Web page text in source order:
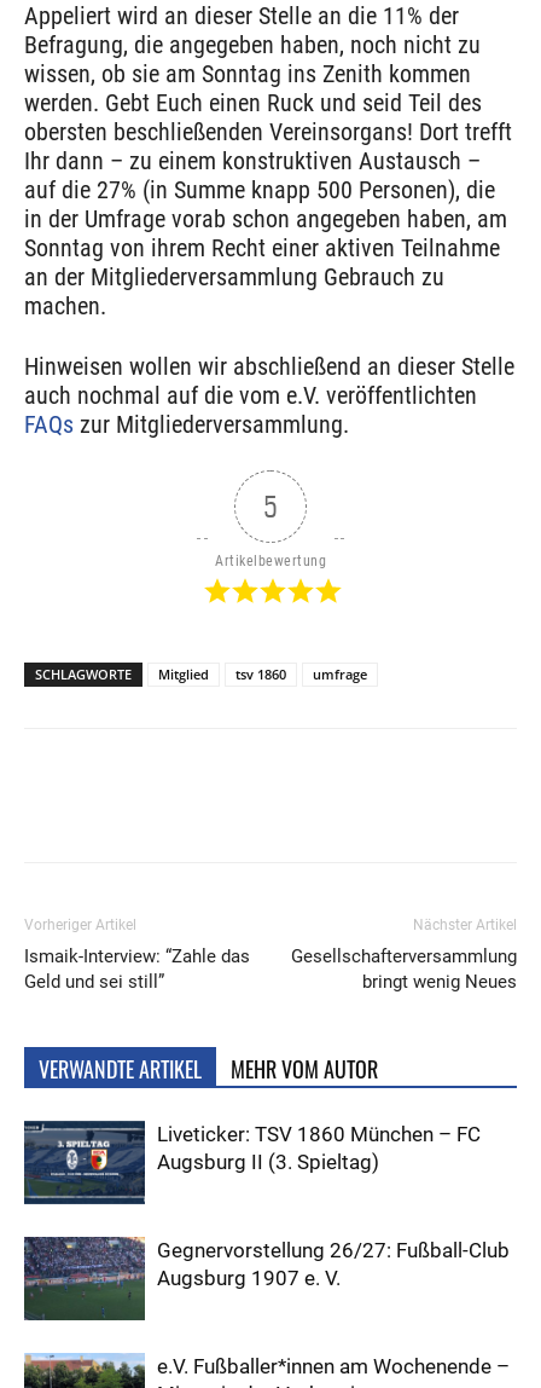
Appeliert wird an dieser Stelle an die 11% der
Befragung, die angegeben haben, noch nicht zu
wissen, ob sie am Sonntag ins Zenith kommen
werden. Gebt Euch einen Ruck und seid Teil des
obersten beschließenden Vereinsorgans! Dort trefft
Ihr dann – zu einem konstruktiven Austausch –
auf die 27% (in Summe knapp 500 Personen), die
in der Umfrage vorab schon angegeben haben, am
Sonntag von ihrem Recht einer aktiven Teilnahme
an der Mitgliederversammlung Gebrauch zu
machen.
Hinweisen wollen wir abschließend an dieser Stelle
auch nochmal auf die vom e.V. veröffentlichten
FAQs zur Mitgliederversammlung.
5
Artikelbewertung
SCHLAGWORTE Mitglied tsv 1860 umfrage
Vorheriger Artikel
Ismaik-Interview: “Zahle das
Geld und sei still”
Nächster Artikel
Gesellschafterversammlung
bringt wenig Neues
VERWANDTE ARTIKEL MEHR VOM AUTOR
Liveticker: TSV 1860 München – FC
Augsburg II (3. Spieltag)
Gegnervorstellung 26/27: Fußball-Club
Augsburg 1907 e. V.
e.V. Fußballer*innen am Wochenende –